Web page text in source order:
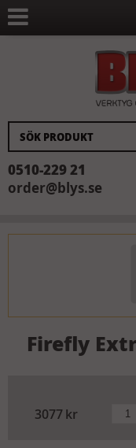
0510-229 21
order@blys.se
Firefly
3077kr